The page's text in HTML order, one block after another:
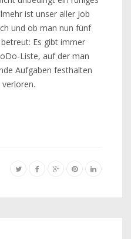
ist unser aller Job
und ob man nun fünf
Es gibt immer
Liste, auf der man
Aufgaben festhalten